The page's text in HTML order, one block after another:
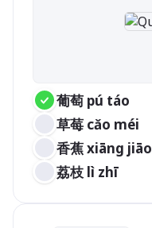
葡萄 pú táo
草莓 cǎo méi
香蕉 xiāng jiāo
荔枝 lì zhī